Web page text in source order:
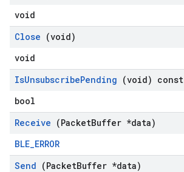
void
Close (void)
void
IsUnsubscribePending (void) const
bool
Receive (PacketBuffer *data)
BLE_ERROR
Send (PacketBuffer *data)